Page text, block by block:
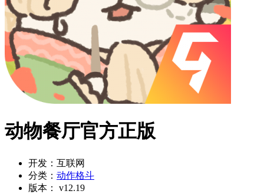
动物餐厅官方正版
开发： 互联网
分类： 动作格斗
版本：
v12.19